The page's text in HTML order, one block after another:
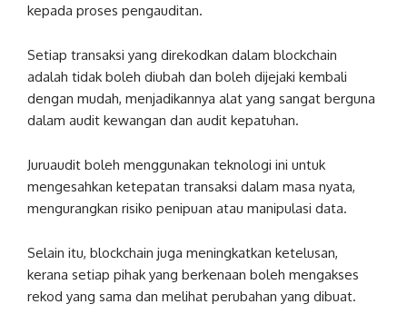
kepada proses pengauditan.
Setiap transaksi yang direkodkan dalam blockchain
adalah tidak boleh diubah dan boleh dijejaki kembali
dengan mudah, menjadikannya alat yang sangat berguna
dalam audit kewangan dan audit kepatuhan.
Juruaudit boleh menggunakan teknologi ini untuk
mengesahkan ketepatan transaksi dalam masa nyata,
mengurangkan risiko penipuan atau manipulasi data.
Selain itu, blockchain juga meningkatkan ketelusan,
kerana setiap pihak yang berkenaan boleh mengakses
rekod yang sama dan melihat perubahan yang dibuat.